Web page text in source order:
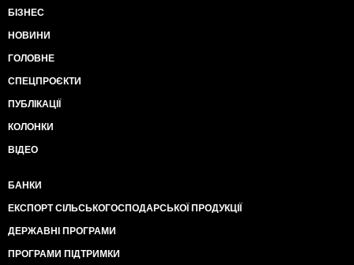
БІЗНЕС
НОВИНИ
ГОЛОВНЕ
СПЕЦПРОЄКТИ
ПУБЛІКАЦІЇ
КОЛОНКИ
ВІДЕО
БАНКИ
ЕКСПОРТ СІЛЬСЬКОГОСПОДАРСЬКОЇ ПРОДУКЦІЇ
ДЕРЖАВНІ ПРОГРАМИ
ПРОГРАМИ ПІДТРИМКИ